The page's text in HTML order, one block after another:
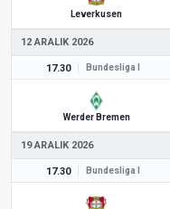
Leverkusen
12 ARALIK 2026
17.30 Bundesliga I
Werder Bremen
19 ARALIK 2026
17.30 Bundesliga I